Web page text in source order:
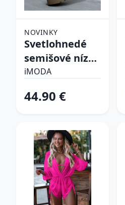
NOVINKY
Svetlohnedé
semišové nízke
čižmy na
iMODA
44.90 €